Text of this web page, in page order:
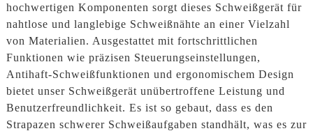
hochwertigen Komponenten sorgt dieses Schweißgerät für
nahtlose und langlebige Schweißnähte an einer Vielzahl
von Materialien. Ausgestattet mit fortschrittlichen
Funktionen wie präzisen Steuerungseinstellungen,
Antihaft-Schweißfunktionen und ergonomischem Design
bietet unser Schweißgerät unübertroffene Leistung und
Benutzerfreundlichkeit. Es ist so gebaut, dass es den
Strapazen schwerer Schweißaufgaben standhält, was es zur